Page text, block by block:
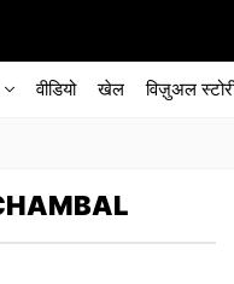
वीडियो खेल विज़ुअल